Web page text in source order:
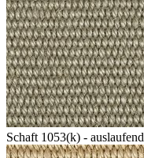
Schaft 1053(k) - auslaufend